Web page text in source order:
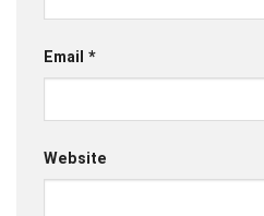
Email *
Website